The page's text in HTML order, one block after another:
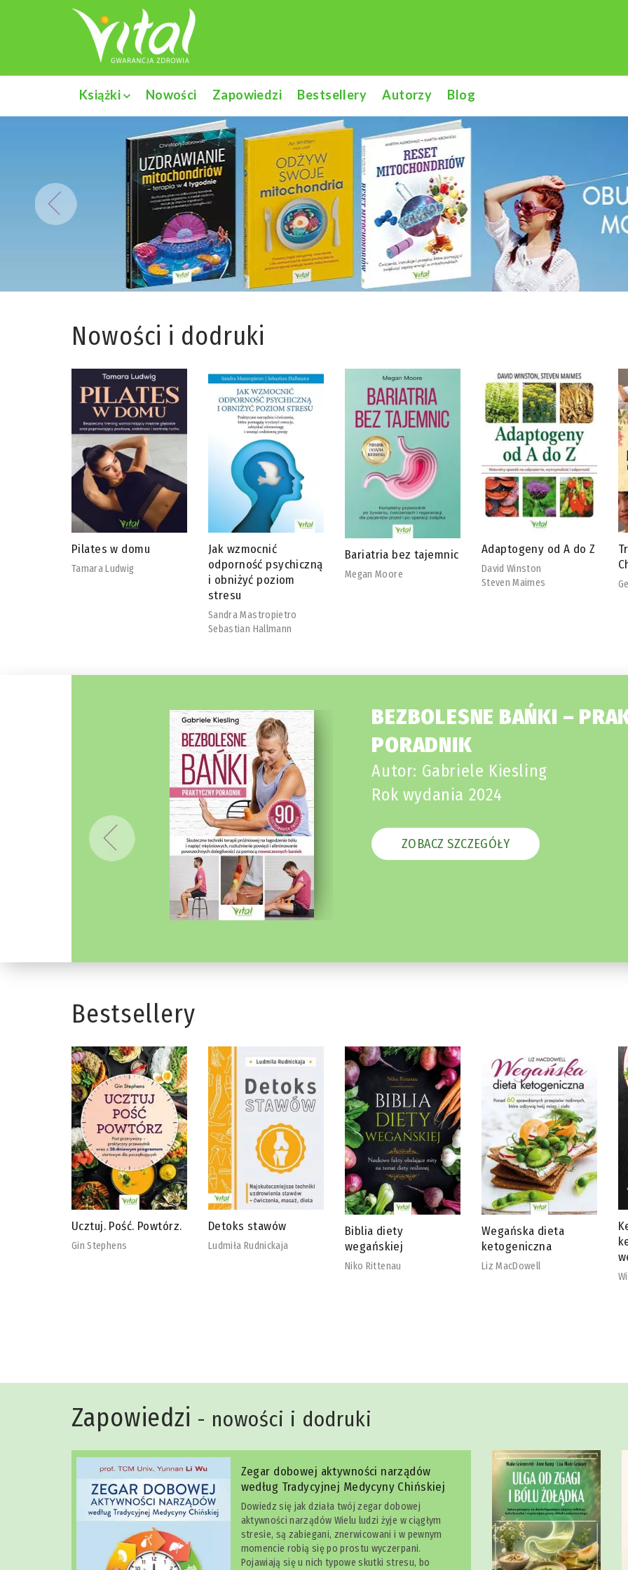
Książki Nowości Zapowiedzi Bestsellery Autorzy Blog
Nowości i dodruki
Jak wzmocnić
odporność psychiczną
Bariatria bez tajemnic
Megan Moore
Adaptogeny od A do Z
David Winston
Steven Maimes
Tradycyjna Medycyna
Chińska
Georg Weidinger
BEZBOLESNE BAŃKI –
PORADNIK
Autor: Gabriele Kiesling
Rok wydania 2024
ZOBACZ SZCZEGÓŁY
Bestsellery
Detoks stawów
Ludmiła Rudnickaja
Biblia diety
wegańskiej
Wegańska dieta
ketogeniczna
Liz MacDowell
Ketotarianin – dieta
ketogeniczna dla
wegetarian
Zapowiedzi - nowości i dodruki
Zegar dobowej aktywności narządów
według Tradycyjnej Medycyny Chińskiej
Dowiedz się jak działa twój zegar dobowej
aktywności narządów Wielu ludzi żyje w ciągłym
stresie, są zabiegani, znerwicowani i w pewnym
momencie robią się po prostu wyczerpani.
Pojawiają się u nich typowe skutki stresu, bo